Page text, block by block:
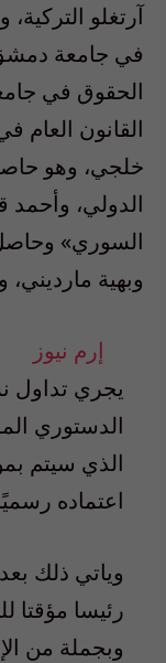
آرتغلو
في جامعة
الحقوق في
القانون
خلجي، وهو
الدولي،
السوري»
وبهية
إرم نيوز
يجري تداول
الدستوري
الذي سيتم
اعتماده
وياتي ذلك
رئيسا مؤقتا
وبجملة من